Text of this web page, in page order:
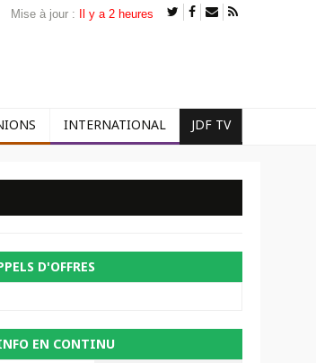
Mise à jour : Il y a 2 heures
INTERNATIONAL JDF TV
D'OFFRES
EN CONTINU